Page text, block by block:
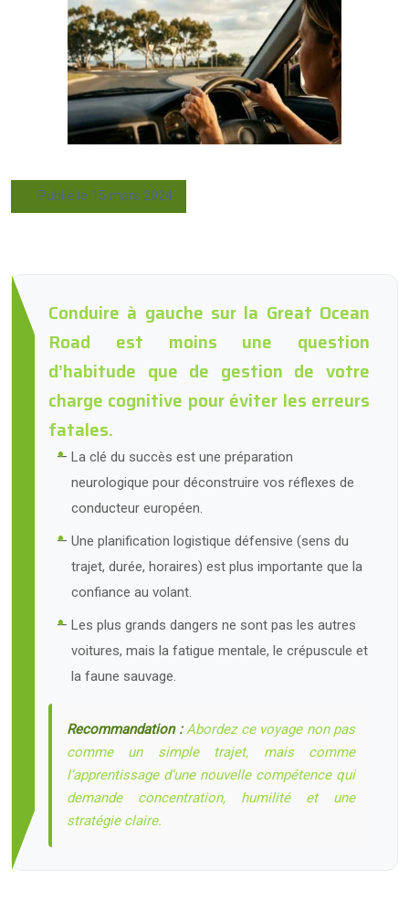
Publié le 15 mars 2024
Conduire à gauche sur la Great Ocean
Road est moins une question
d’habitude que de gestion de votre
charge cognitive pour éviter les erreurs
fatales.
La clé du succès est une préparation
neurologique pour déconstruire vos réflexes de
conducteur européen.
Une planification logistique défensive (sens du
trajet, durée, horaires) est plus importante que la
confiance au volant.
Les plus grands dangers ne sont pas les autres
voitures, mais la fatigue mentale, le crépuscule et
la faune sauvage.
Recommandation :Abordez ce voyage non pas
comme un simple trajet, mais comme
l’apprentissage d’une nouvelle compétence qui
demande concentration, humilité et une
stratégie claire.